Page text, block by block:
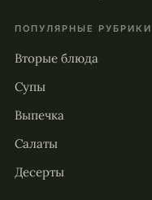
ПОПУЛЯРНЫЕ РУБРИКИ
Вторые блюда
Супы
Выпечка
Салаты
Десерты